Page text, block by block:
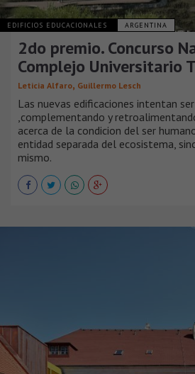
EDIFICIOS EDUCACIONALES ARGENTINA
2do premio. Concurso
Complejo Universitario
Leticia Alfaro, Guillermo Lesch
Las nuevas edificaciones intentan
,complementando y
acerca de la condicion del ser
entidad separada del ecosistema,
mismo.